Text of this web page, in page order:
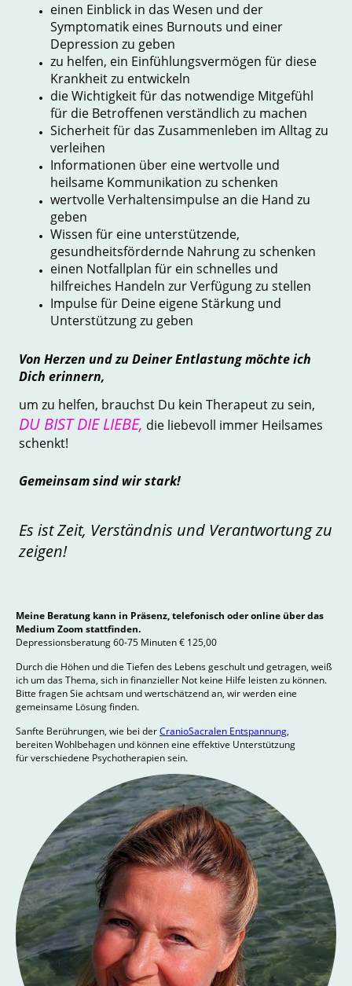
einen Einblick in das Wesen und der
Symptomatik eines Burnouts und einer
Depression zu geben
zu helfen, ein Einfühlungsvermögen für diese
Krankheit zu entwickeln
die Wichtigkeit für das notwendige Mitgefühl
für die Betroffenen verständlich zu machen
Sicherheit für das Zusammenleben im Alltag zu
verleihen
Informationen über eine wertvolle und
heilsame Kommunikation zu schenken
wertvolle Verhaltensimpulse an die Hand zu
geben
Wissen für eine unterstützende,
gesundheitsfördernde Nahrung zu schenken
einen Notfallplan für ein schnelles und
hilfreiches Handeln zur Verfügung zu stellen
Impulse für Deine eigene Stärkung und
Unterstützung zu geben
Von Herzen und zu Deiner Entlastung möchte ich
Dich erinnern,
um zu helfen, brauchst Du kein Therapeut zu sein,
DU BIST DIE LIEBE, die liebevoll immer Heilsames
schenkt!
Gemeinsam sind wir stark!
Es ist Zeit, Verständnis und Verantwortung zu
zeigen!
Meine Beratung kann in Präsenz, telefonisch oder online über das
Medium Zoom stattfinden.
Depressionsberatung 60-75 Minuten € 125,00
Durch die Höhen und die Tiefen des Lebens geschult und getragen, weiß
ich um das Thema, sich in finanzieller Not keine Hilfe leisten zu können.
Bitte fragen Sie achtsam und wertschätzend an, wir werden eine
gemeinsame Lösung finden.
Sanfte Berührungen, wie bei derCranioSacralen Entspannung,
bereiten Wohlbehagen und können eine effektive Unterstützung
für verschiedene Psychotherapien sein.